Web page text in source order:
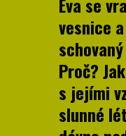
vesnice
Proč?
s jejími
slunné